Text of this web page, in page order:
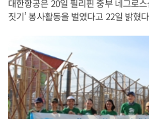
대한항공은 20일 필리핀 중부 네그로스
짓기’ 봉사활동을 벌였다고 22일 밝혔